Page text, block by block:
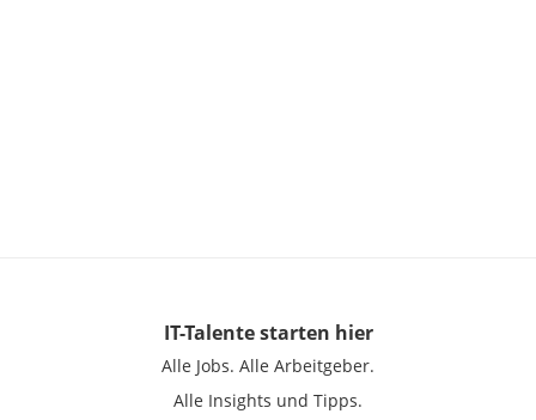
IT-Talentestarten hier
Alle Jobs. Alle Arbeitgeber.
Alle Insights und Tipps.